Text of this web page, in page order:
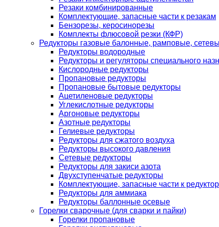
Резаки комбинированные
Комплектующие, запасные части к резакам
Бензорезы, керосинорезы
Комплекты флюсовой резки (КФР)
Редукторы газовые балонные, рамповые,
Редукторы водородные
Редукторы и регуляторы специального
Кислородные редукторы
Пропановые редукторы
Пропановые бытовые редукторы
Ацетиленовые редукторы
Углекислотные редукторы
Аргоновые редукторы
Азотные редукторы
Гелиевые редукторы
Редукторы для сжатого воздуха
Редукторы высокого давления
Сетевые редукторы
Редукторы для закиси азота
Двухступенчатые редукторы
Комплектующие, запасные части к
Редукторы для аммиака
Редукторы баллонные осевые
Горелки сварочные (для сварки и пайки)
Горелки пропановые